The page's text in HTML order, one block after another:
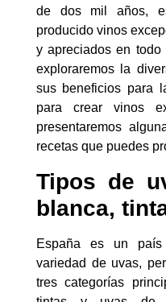
de dos mil años,
producido vinos
y apreciados en
exploraremos la
sus beneficios para
para crear vinos
presentaremos
recetas que puedes
Tipos de
blanca,
España es un
variedad de uvas,
tres categorías